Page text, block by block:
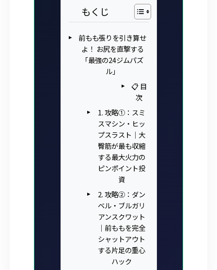
もくじ
前もも張りを引き算せ
よ！ お尻を直撃する
「最強の24ジムパズ
ル」
📋 目
次
1. 攻略①：スミ
スマシン・ヒッ
プスラスト｜大
臀筋が最も収縮
する最大火力の
ピンポイント投
資
2. 攻略②：ダン
ベル・ブルガリ
アンスクワット
｜前ももを完全
シャットアウト
する片足の重心
ハック